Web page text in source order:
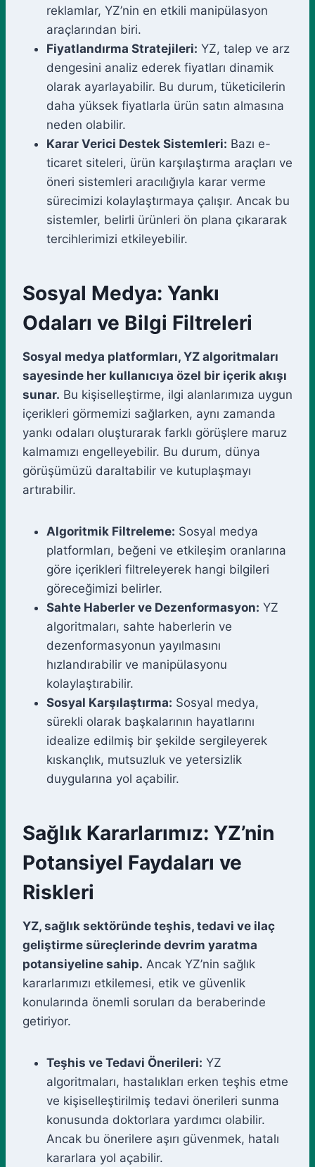
reklamlar, YZ’nin en etkili manipülasyon
araçlarından biri.
Fiyatlandırma Stratejileri: YZ, talep ve arz
dengesini analiz ederek fiyatları dinamik
olarak ayarlayabilir. Bu durum, tüketicilerin
daha yüksek fiyatlarla ürün satın almasına
neden olabilir.
Karar Verici Destek Sistemleri: Bazı e-
ticaret siteleri, ürün karşılaştırma araçları ve
öneri sistemleri aracılığıyla karar verme
sürecimizi kolaylaştırmaya çalışır. Ancak bu
sistemler, belirli ürünleri ön plana çıkararak
tercihlerimizi etkileyebilir.
Sosyal Medya: Yankı
Odaları ve Bilgi Filtreleri
Sosyal medya platformları, YZ algoritmaları
sayesinde her kullanıcıya özel bir içerik akışı
sunar. Bu kişiselleştirme, ilgi alanlarımıza uygun
içerikleri görmemizi sağlarken, aynı zamanda
yankı odaları oluşturarak farklı görüşlere maruz
kalmamızı engelleyebilir. Bu durum, dünya
görüşümüzü daraltabilir ve kutuplaşmayı
artırabilir.
Algoritmik Filtreleme: Sosyal medya
platformları, beğeni ve etkileşim oranlarına
göre içerikleri filtreleyerek hangi bilgileri
göreceğimizi belirler.
Sahte Haberler ve Dezenformasyon: YZ
algoritmaları, sahte haberlerin ve
dezenformasyonun yayılmasını
hızlandırabilir ve manipülasyonu
kolaylaştırabilir.
Sosyal Karşılaştırma: Sosyal medya,
sürekli olarak başkalarının hayatlarını
idealize edilmiş bir şekilde sergileyerek
kıskançlık, mutsuzluk ve yetersizlik
duygularına yol açabilir.
Sağlık Kararlarımız: YZ’nin
Potansiyel Faydaları ve
Riskleri
YZ, sağlık sektöründe teşhis, tedavi ve ilaç
geliştirme süreçlerinde devrim yaratma
potansiyeline sahip. Ancak YZ’nin sağlık
kararlarımızı etkilemesi, etik ve güvenlik
konularında önemli soruları da beraberinde
getiriyor.
Teşhis ve Tedavi Önerileri: YZ
algoritmaları, hastalıkları erken teşhis etme
ve kişiselleştirilmiş tedavi önerileri sunma
konusunda doktorlara yardımcı olabilir.
Ancak bu önerilere aşırı güvenmek, hatalı
kararlara yol açabilir.